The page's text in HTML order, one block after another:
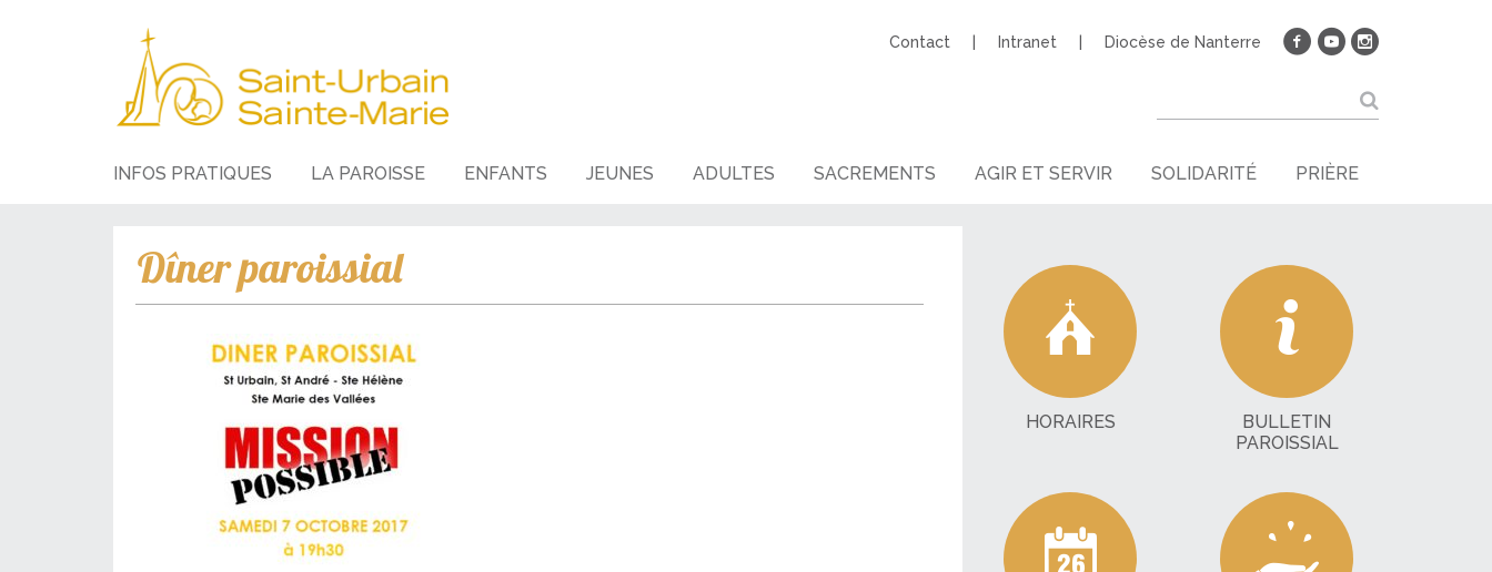
Contact Intranet Diocèse de Nanterre
INFOS PRATIQUES LA PAROISSE ENFANTS JEUNES ADULTES SACREMENTS AGIR ET SERVIR SOLIDARITÉ PRIÈRE
Dîner paroissial
HORAIRES
BULLETIN
PAROISSIAL